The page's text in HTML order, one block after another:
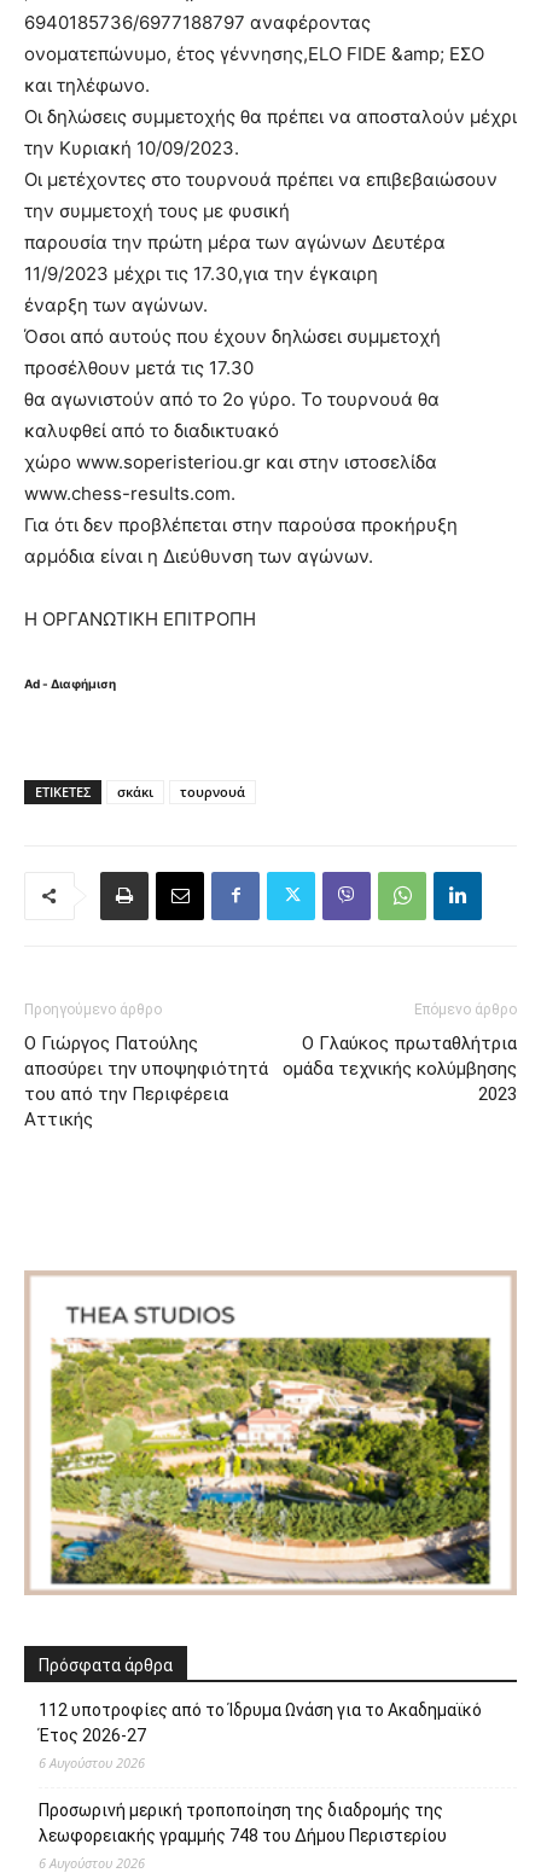
6940185736/6977188797 αναφέροντας
ονοματεπώνυμο, έτος γέννησης,ELO FIDE &amp; ΕΣΟ
και τηλέφωνο.
Οι δηλώσεις συμμετοχής θα πρέπει να αποσταλούν μέχρι
την Κυριακή 10/09/2023.
Οι μετέχοντες στο τουρνουά πρέπει να επιβεβαιώσουν
την συμμετοχή τους με φυσική
παρουσία την πρώτη μέρα των αγώνων Δευτέρα
11/9/2023 μέχρι τις 17.30,για την έγκαιρη
έναρξη των αγώνων.
Όσοι από αυτούς που έχουν δηλώσει συμμετοχή
προσέλθουν μετά τις 17.30
θα αγωνιστούν από το 2ο γύρο. Το τουρνουά θα
καλυφθεί από το διαδικτυακό
χώρο www.soperisteriou.gr και στην ιστοσελίδα
www.chess-results.com.
Για ότι δεν προβλέπεται στην παρούσα προκήρυξη
αρμόδια είναι η Διεύθυνση των αγώνων.
Η ΟΡΓΑΝΩΤΙΚΗ ΕΠΙΤΡΟΠΗ
Ad - Διαφήμιση
ΕΤΙΚΈΤΕΣ σκάκι τουρνουά
Προηγούμενο άρθρο
Ο Γιώργος Πατούλης
αποσύρει την υποψηφιότητά
του από την Περιφέρεια
Αττικής
Επόμενο άρθρο
Ο Γλαύκος πρωταθλήτρια
ομάδα τεχνικής κολύμβησης
2023
Πρόσφατα άρθρα
112 υποτροφίες από το Ίδρυμα Ωνάση για το Ακαδημαϊκό
Έτος 2026-27
6 Αυγούστου 2026
Προσωρινή μερική τροποποίηση της διαδρομής της
λεωφορειακής γραμμής 748 του Δήμου Περιστερίου
6 Αυγούστου 2026